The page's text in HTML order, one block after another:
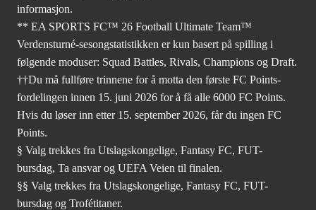
informasjon.
** EA SPORTS FC™ 26 Football Ultimate Team™
Verdensturné-sesongstatistikken er kun basert på spilling i
følgende moduser: Squad Battles, Rivals, Champions og Draft.
††Du må fullføre trinnene for å motta den første FC Points-
fordelingen innen 15. juni 2026 for å få alle 6000 FC Points.
Hvis du løser inn etter 15. september 2026, får du ingen FC
Points.
§ Valg trekkes fra Utslagskongelige, Fantasy FC, FUT-
bursdag, Ta ansvar og UEFA Veien til finalen.
§§ Valg trekkes fra Utslagskongelige, Fantasy FC, FUT-
bursdag og Trofétitaner.